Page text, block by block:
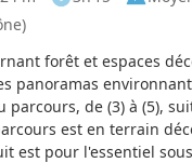
forêt et espaces
panoramas
parcours, de (3) à (5),
est en terrain
est pour l'essentiel